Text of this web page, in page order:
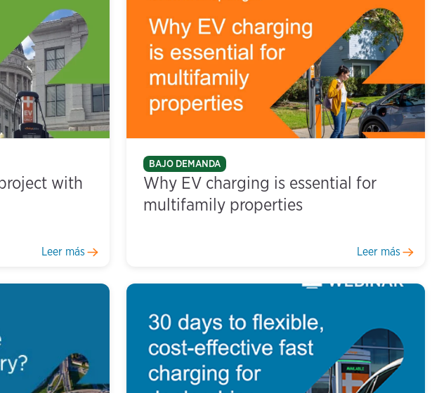
with
Leer más
BAJO DEMANDA
Why EV charging is essential for
multifamily properties
Leer más